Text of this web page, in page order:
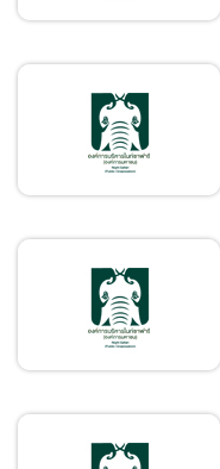
อิเล็กทรอนิกส์ (e-bidding)
ประกาศผู้ชนะการเสนอราคา
ประกวดราคาซื้อวัสดุงาน
อิเล็กทรอนิกส์ จำนวน 15
รายการ ด้วยวิธีประกวดราคา
ประกาศเผยแพร่แผนการจัด
ซื้อจัดจ้าง ประจำปีงบประมาณ
พ.ศ.2569 จัดจ้างจ้าง
ซ่อมแซมหลังคาบ้านพักแคมป์
ประกาศผู้ชนะการเสนอราคา